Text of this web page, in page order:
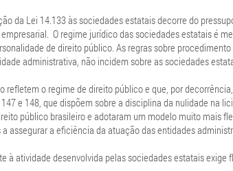
da Lei 14.133 às sociedades estatais decorre do
O regime jurídico das sociedades estatais é
de direito público. As regras sobre
administrativa, não incidem sobre as sociedades
refletem o regime de direito público e que, por
e 148, que dispõem sobre a disciplina da nulidade na
público brasileiro e adotaram um modelo muito mais
assegurar a eficiência da atuação das entidades
à atividade desenvolvida pelas sociedades estatais